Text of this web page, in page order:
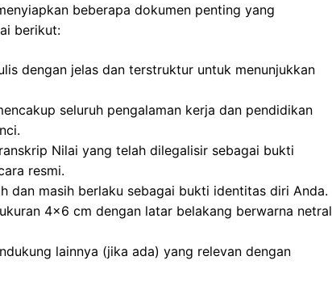
beberapa dokumen penting yang
berikut:
dengan jelas dan terstruktur untuk menunjukkan
seluruh pengalaman kerja dan pendidikan
Nilai yang telah dilegalisir sebagai bukti
resmi.
dan masih berlaku sebagai bukti identitas diri Anda.
4×6 cm dengan latar belakang berwarna netral
lainnya (jika ada) yang relevan dengan